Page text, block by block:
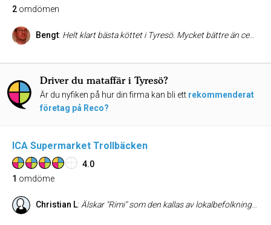
2 omdömen
Bengt: Helt klart bästa köttet i Tyresö. Mycket bättre än centrum,,,något konstig klientel drar ner betyget...
Driver du mataffär i Tyresö?
Är du nyfiken på hur din firma kan bli ett rekommenderat
företag på Reco?
ICA Supermarket Trollbäcken
4.0
1 omdöme
Christian L: Älskar "Rimi" som den kallas av lokalbefolkningen, schyssta anställda har allt man behöver och mer. Fräscha frukter/grönsaker dock inget chark.